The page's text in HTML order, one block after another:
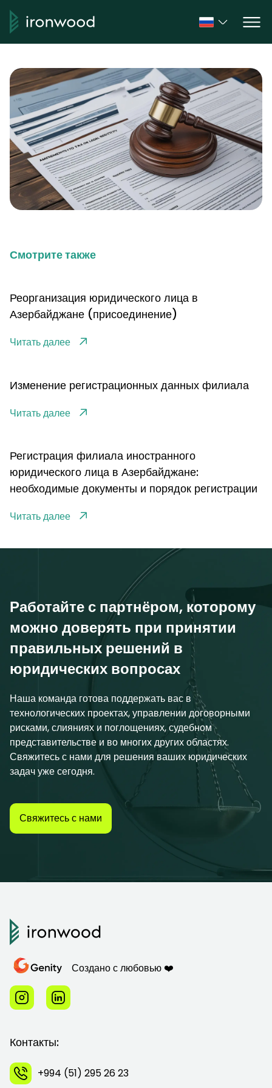
Смотрите также
Реорганизация юридического лица в
Азербайджане (присоединение)
Читать далее
Изменение регистрационных данных филиала
Читать далее
Регистрация филиала иностранного
юридического лица в Азербайджане:
необходимые документы и порядок регистрации
Читать далее
Работайте с партнёром, которому
можно доверять при принятии
правильных решений в
юридических вопросах
Наша команда готова поддержать вас в
технологических проектах, управлении договорными
рисками, слияниях и поглощениях, судебном
представительстве и во многих других областях.
Свяжитесь с нами для решения ваших юридических
задач уже сегодня.
Свяжитесь с нами
Создано с любовью ❤️
Контакты:
+994 (51) 295 26 23